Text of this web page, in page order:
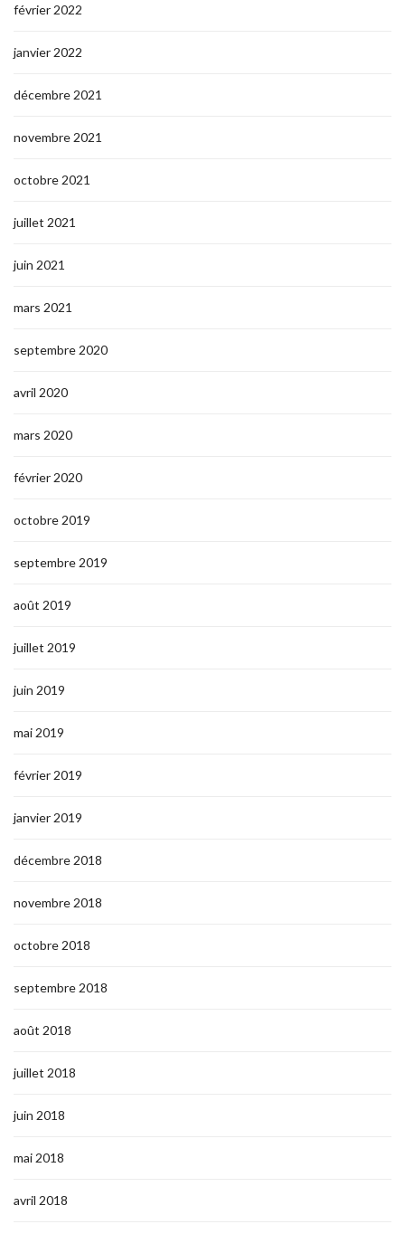
février 2022
janvier 2022
décembre 2021
novembre 2021
octobre 2021
juillet 2021
juin 2021
mars 2021
septembre 2020
avril 2020
mars 2020
février 2020
octobre 2019
septembre 2019
août 2019
juillet 2019
juin 2019
mai 2019
février 2019
janvier 2019
décembre 2018
novembre 2018
octobre 2018
septembre 2018
août 2018
juillet 2018
juin 2018
mai 2018
avril 2018